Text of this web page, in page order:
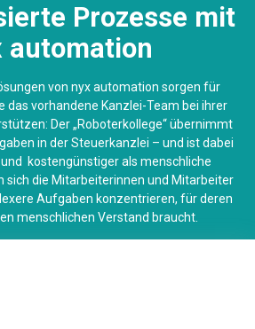
Prozesse mit
automation
von nyx automation sorgen für
das vorhandene Kanzlei-Team bei ihrer
Der „Roboterkollege“ übernimmt
in der Steuerkanzlei – und ist dabei
kostengünstiger als menschliche
sich die Mitarbeiterinnen und Mitarbeiter
Aufgaben konzentrieren, für deren
menschlichen Verstand braucht.